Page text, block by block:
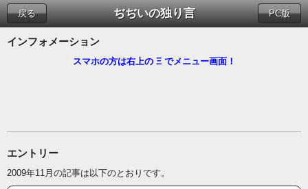
ぢぢいの独り言
戻る PC版
インフォメーション
スマホの方は右上の Ξ でメニュー画面！
エントリー
2009年11月の記事は以下のとおりです。